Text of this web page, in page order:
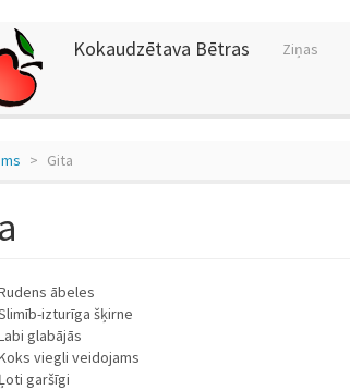
Kokaudzētava Bētras Ziņas
Gita
ābeles
izturīga šķirne
glabājās
viegli veidojams
Ļoti garšīgi